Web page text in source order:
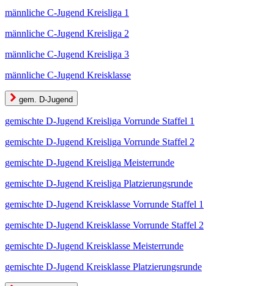
männliche C-Jugend Kreisliga 1
männliche C-Jugend Kreisliga 2
männliche C-Jugend Kreisliga 3
männliche C-Jugend Kreisklasse
gem. D-Jugend
gemischte D-Jugend Kreisliga Vorrunde Staffel 1
gemischte D-Jugend Kreisliga Vorrunde Staffel 2
gemischte D-Jugend Kreisliga Meisterrunde
gemischte D-Jugend Kreisliga Platzierungsrunde
gemischte D-Jugend Kreisklasse Vorrunde Staffel 1
gemischte D-Jugend Kreisklasse Vorrunde Staffel 2
gemischte D-Jugend Kreisklasse Meisterrunde
gemischte D-Jugend Kreisklasse Platzierungsrunde